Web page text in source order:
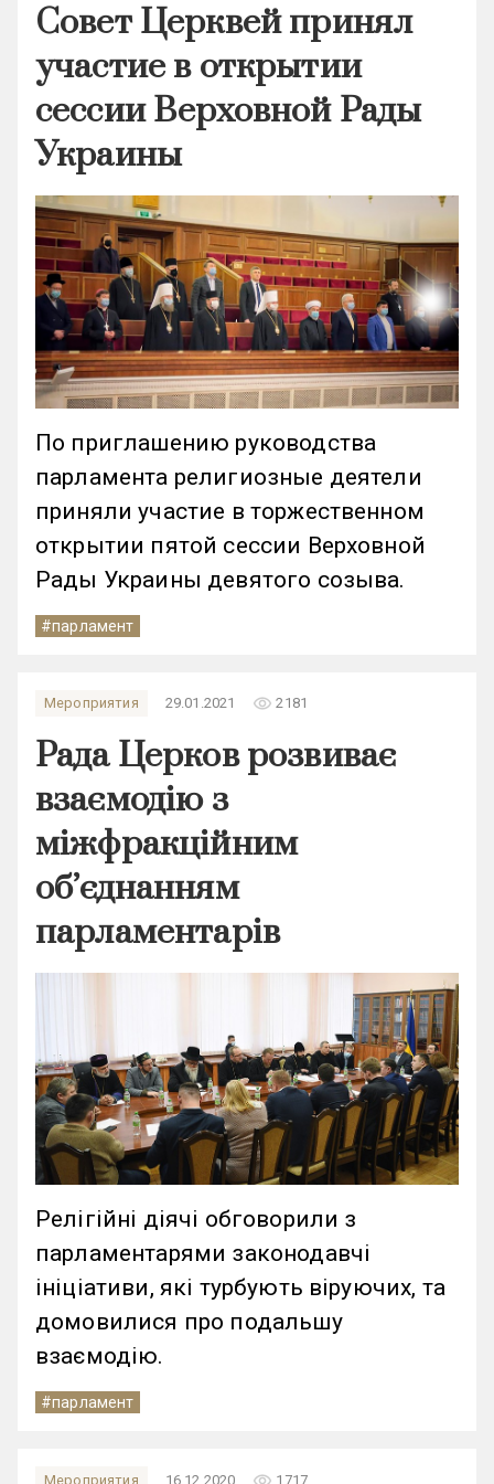
Совет Церквей принял
участие в открытии
сессии Верховной Рады
Украины
По приглашению руководства
парламента религиозные деятели
приняли участие в торжественном
открытии пятой сессии Верховной
Рады Украины девятого созыва.
#парламент
Мероприятия 29.01.2021 remove_red_eye 2181
Рада Церков розвиває
взаємодію з
міжфракційним
об’єднанням
парламентарів
Релігійні діячі обговорили з
парламентарями законодавчі
ініціативи, які турбують віруючих, та
домовилися про подальшу
взаємодію.
#парламент
Мероприятия 16.12.2020 1717